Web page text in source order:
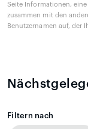
Seite Informationen,
zusammen mit den
Benutzernamen auf, der
Filtern nach